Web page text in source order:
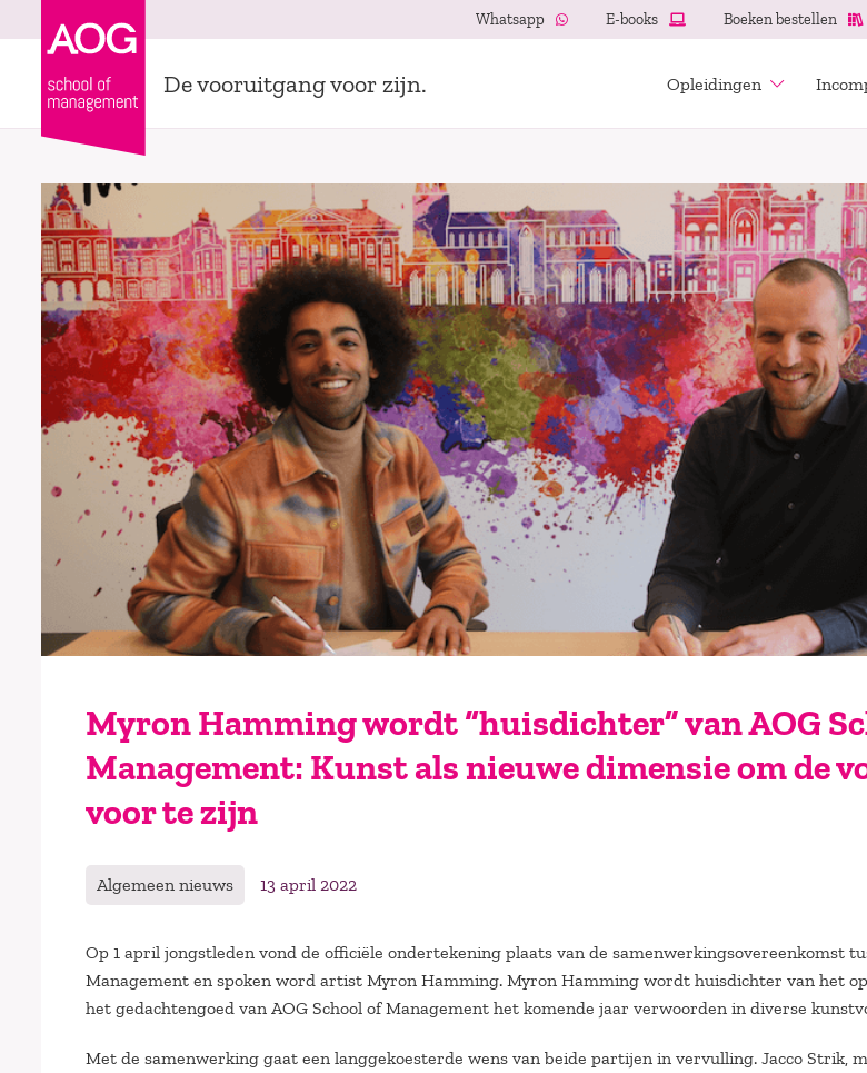
Whatsapp E-books Boeken bestellen
De vooruitgang voor zijn. Opleidingen
Myron Hamming wordt “huisdichter” van AOG
Management: Kunst als nieuwe dimensie om de
voor te zijn
Algemeen nieuws 13 april 2022
Op 1 april jongstleden vond de officiële ondertekening plaats van de samenwerkingsovereenkomst
Management en spoken word artist Myron Hamming. Myron Hamming wordt huisdichter van het
het gedachtengoed van AOG School of Management het komende jaar verwoorden in diverse
Met de samenwerking gaat een langgekoesterde wens van beide partijen in vervulling. Jacco Strik,